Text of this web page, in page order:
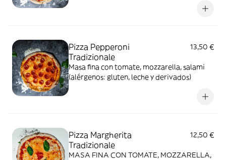
Pizza Pepperoni
Tradizionale
13,50 €
Masa fina con tomate, mozzarella, salami
(alérgenos: gluten, leche y derivados)
Pizza Margherita
Tradizionale
12,50 €
MASA FINA CON TOMATE, MOZZARELLA,